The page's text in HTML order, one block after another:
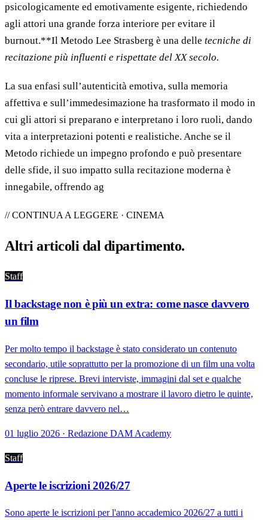
psicologicamente ed emotivamente esigente, richiedendo
agli attori una grande forza interiore per evitare il
burnout.**Il Metodo Lee Strasberg è una delle tecniche di
recitazione più influenti e rispettate del XX secolo.
La sua enfasi sull’autenticità emotiva, sulla memoria
affettiva e sull’immedesimazione ha trasformato il modo in
cui gli attori si preparano e interpretano i loro ruoli, dando
vita a interpretazioni potenti e realistiche. Anche se il
Metodo richiede un impegno profondo e può presentare
delle sfide, il suo impatto sulla recitazione moderna è
innegabile, offrendo ag
// CONTINUA A LEGGERE · CINEMA
Altri articoli dal dipartimento.
Staff
Il backstage non è più un extra: come nasce davvero
un film
Per molto tempo il backstage è stato considerato un contenuto
secondario, utile soprattutto per la promozione di un film una volta
concluse le riprese. Brevi interviste, immagini dal set e qualche
momento informale servivano a mostrare il lavoro dietro le quinte,
senza però entrare davvero nel…
01 luglio 2026 · Redazione DAM Academy
Staff
Aperte le iscrizioni 2026/27
Sono aperte le iscrizioni per l'anno accademico 2026/27 a tutti i